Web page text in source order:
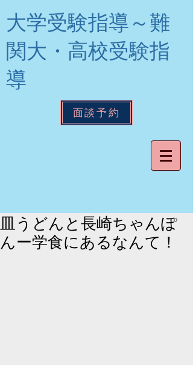
大学受験指導～難
関大・高校受験指
導
面談予約
皿うどんと長崎ちゃんぽ
んー学食にあるなんて！